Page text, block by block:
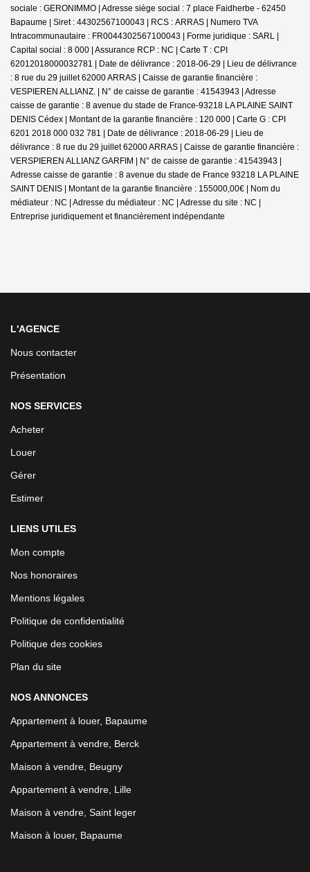
sociale : GERONIMMO | Adresse siège social : 7 place Faidherbe - 62450
Bapaume | Siret : 44302567100043 | RCS : ARRAS | Numero TVA
Intracommunautaire : FR0044302567100043 | Forme juridique : SARL |
Capital social : 8 000 | Assurance RCP : NC | Carte T : CPI
62012018000032781 | Date de délivrance : 2018-06-29 | Lieu de délivrance
: 8 rue du 29 juillet 62000 ARRAS | Caisse de garantie financière :
VESPIEREN ALLIANZ. | N° de caisse de garantie : 41543943 | Adresse
caisse de garantie : 8 avenue du stade de France-93218 LA PLAINE SAINT
DENIS Cédex | Montant de la garantie financière : 120 000 | Carte G : CPI
6201 2018 000 032 781 | Date de délivrance : 2018-06-29 | Lieu de
délivrance : 8 rue du 29 juillet 62000 ARRAS | Caisse de garantie financière :
VERSPIEREN ALLIANZ GARFIM | N° de caisse de garantie : 41543943 |
Adresse caisse de garantie : 8 avenue du stade de France 93218 LA PLAINE
SAINT DENIS | Montant de la garantie financière : 155000,00€ | Nom du
médiateur : NC | Adresse du médiateur : NC | Adresse du site : NC |
Entreprise juridiquement et financièrement indépendante
L'AGENCE
Nous contacter
Présentation
NOS SERVICES
Acheter
Louer
Gérer
Estimer
LIENS UTILES
Mon compte
Nos honoraires
Mentions légales
Politique de confidentialité
Politique des cookies
Plan du site
NOS ANNONCES
Appartement à louer, Bapaume
Appartement à vendre, Berck
Maison à vendre, Beugny
Appartement à vendre, Lille
Maison à vendre, Saint leger
Maison à louer, Bapaume